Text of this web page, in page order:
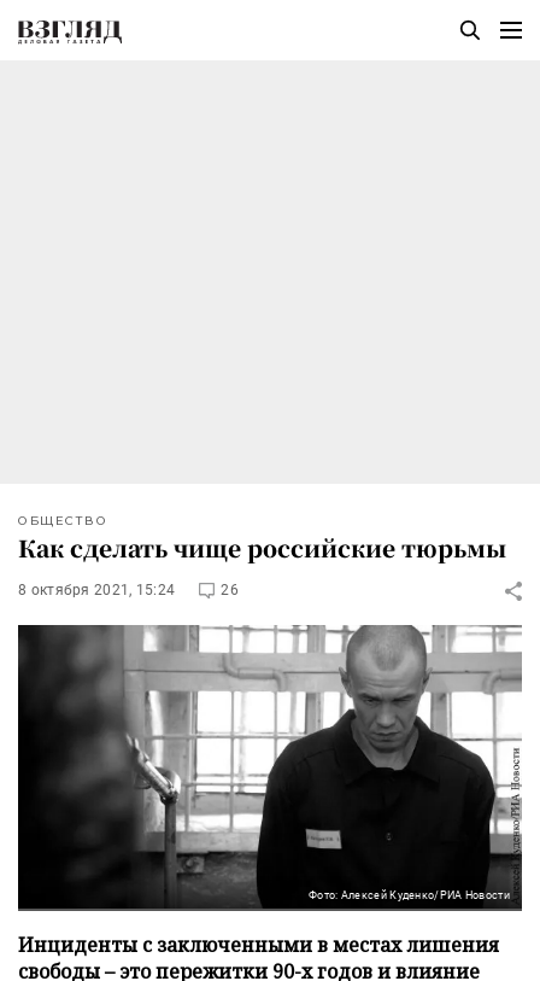
ОБЩЕСТВО
Как сделать чище российские тюрьмы
8 октября 2021, 15:24 26
Фото: Алексей Куденко/РИА Новости
Инциденты с заключенными в местах лишения
свободы – это пережитки 90-х годов и влияние